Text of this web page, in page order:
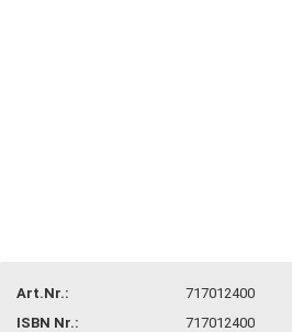
Art.Nr.:
717012400
ISBN Nr.:
717012400